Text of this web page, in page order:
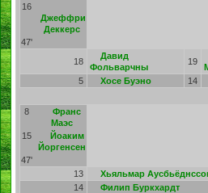
16
Джеффри
Деккерс
47'
18
Давид
Фольварчны
19
5
Хосе Буэно 14
8
Франс
Маэс
15
Йоаким
Йоргенсен
47'
13
Хьяльмар
14
Филип Буркхардт